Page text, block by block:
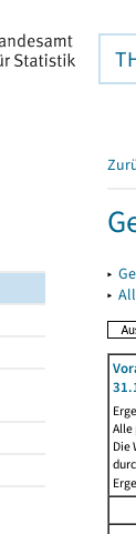
▸
▸
Alle
Die